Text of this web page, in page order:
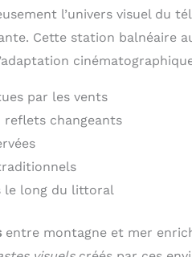
l’univers visuel du
Cette station balnéaire
par les vents
reflets changeants
le long du littoral
entre montagne et mer